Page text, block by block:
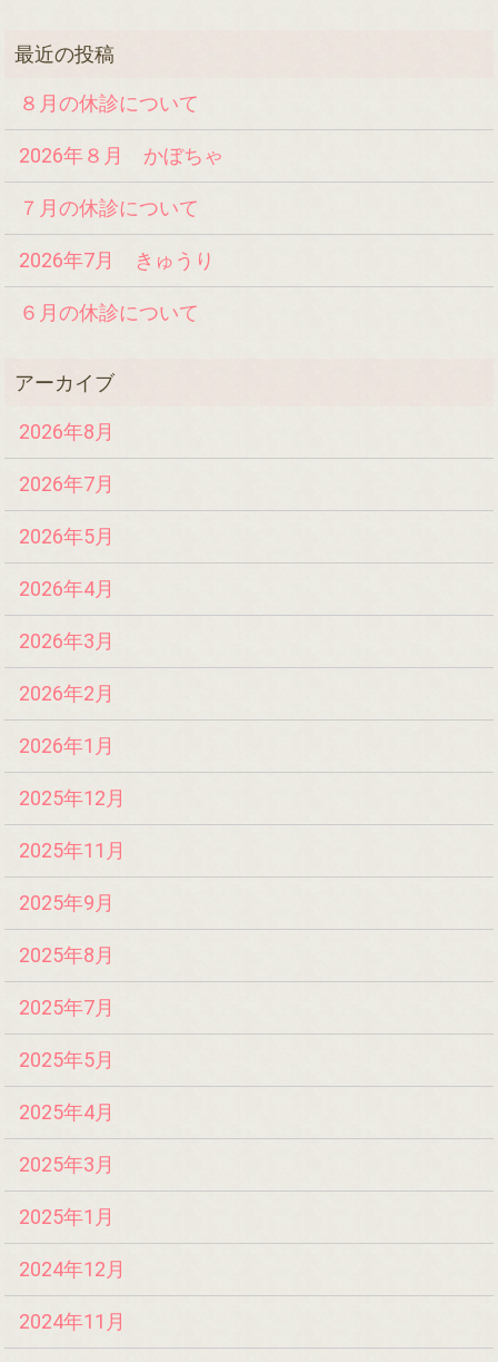
８月の休診について
2026年８月 かぼちゃ
７月の休診について
2026年7月 きゅうり
６月の休診について
2026年8月
2026年7月
2026年5月
2026年4月
2026年3月
2026年2月
2026年1月
2025年12月
2025年11月
2025年9月
2025年8月
2025年7月
2025年5月
2025年4月
2025年3月
2025年1月
2024年12月
2024年11月